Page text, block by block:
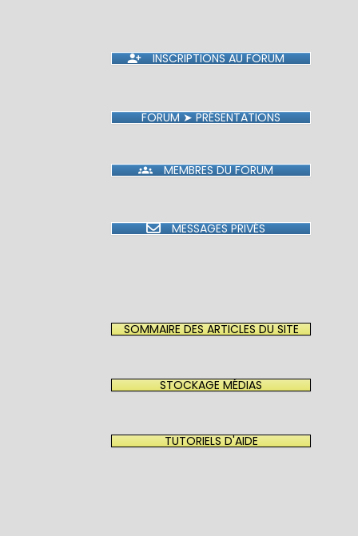
INSCRIPTIONS AU FORUM
FORUM ➤ PRÉSENTATIONS
MEMBRES DU FORUM
MESSAGES PRIVÉS
SOMMAIRE DES ARTICLES DU SITE
STOCKAGE MÉDIAS
TUTORIELS D'AIDE